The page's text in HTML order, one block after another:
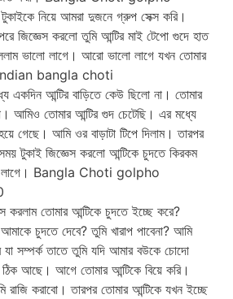
নিয়ে আমরা দুজনে গ্রুপ সেক্স করি।
জিজ্ঞেস করলো তুমি আন্টির মাই টেপো গুদে হাত
ভালো লাগে। আরো ভালো লাগে যখন তোমার
indian bangla choti
একদিন আন্টির বাড়িতে কেউ ছিলো না। তোমার
আমিও তোমার আন্টির গুদ চেটেছি। এর মধ্যে
গেছে। আমি ওর বাড়াটা টিপে দিলাম। তারপর
টুকাই জিজ্ঞেস করলো আন্টিকে চুদতে কিরকম
লাগে। Bangla Choti golpho
করলাম তোমার আন্টিকে চুদতে ইচ্ছে করে?
চুদতে দেবে? তুমি খারাপ পাবেনা? আমি
যা সম্পর্ক তাতে তুমি যদি আমার বউকে চোদো
আছে। আগে তোমার আন্টিকে বিয়ে করি।
রাজি করাবো। তারপর তোমার আন্টিকে যখন ইচ্ছে